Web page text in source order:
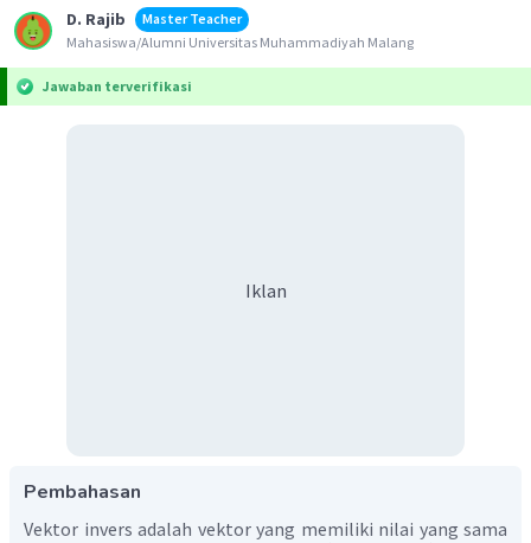
D. Rajib
Master Teacher
Mahasiswa/Alumni Universitas Muhammadiyah Malang
Jawaban terverifikasi
Iklan
Pembahasan
Vektor invers adalah vektor yang memiliki nilai yang sama